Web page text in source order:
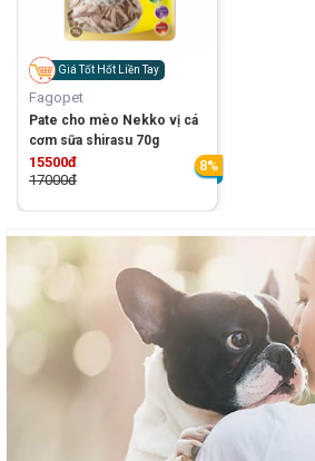
Giá Tốt Hốt Liền Tay
Fagopet
Pate cho mèo Nekko vị cá
cơm sữa shirasu 70g
15500đ
17000đ
8%